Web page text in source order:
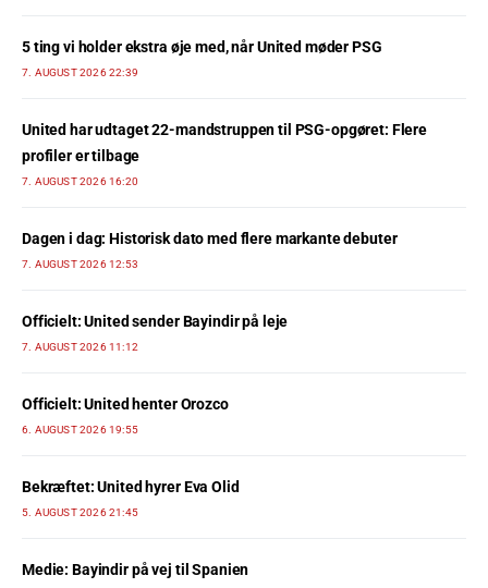
5 ting vi holder ekstra øje med, når United møder PSG
7. AUGUST 2026 22:39
United har udtaget 22-mandstruppen til PSG-opgøret: Flere
profiler er tilbage
7. AUGUST 2026 16:20
Dagen i dag: Historisk dato med flere markante debuter
7. AUGUST 2026 12:53
Officielt: United sender Bayindir på leje
7. AUGUST 2026 11:12
Officielt: United henter Orozco
6. AUGUST 2026 19:55
Bekræftet: United hyrer Eva Olid
5. AUGUST 2026 21:45
Medie: Bayindir på vej til Spanien